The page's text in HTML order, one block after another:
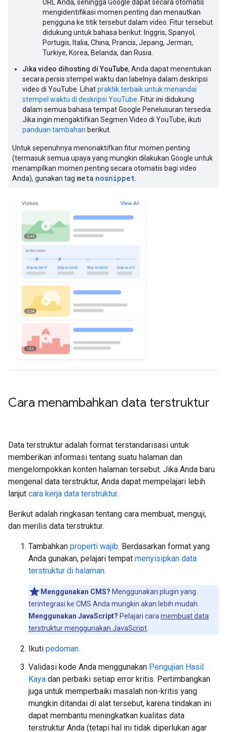
URL Anda, sehingga Google dapat secara otomatis
mengidentifikasi momen penting dan menautkan
pengguna ke titik tersebut dalam video. Fitur tersebut
didukung untuk bahasa berikut: Inggris, Spanyol,
Portugis, Italia, China, Prancis, Jepang, Jerman,
Turkiye, Korea, Belanda, dan Rusia.
Jika video dihosting di YouTube, Anda dapat menentukan
secara persis stempel waktu dan labelnya dalam deskripsi
video di YouTube. Lihatpraktik terbaik untuk menandai
stempel waktu di deskripsi YouTube . Fitur ini didukung
dalam semua bahasa tempat Google Penelusuran tersedia.
Jika ingin mengaktifkan Segmen Video di YouTube, ikuti
panduan tambahan berikut.
Untuk sepenuhnya menonaktifkan fitur momen penting
(termasuk semua upaya yang mungkin dilakukan Google untuk
menampilkan momen penting secara otomatis bagi video
Anda), gunakan tag meta nosnippet
Cara menambahkan data terstruktur
Data terstruktur adalah format terstandarisasi untuk
memberikan informasi tentang suatu halaman dan
mengelompokkan konten halaman tersebut. Jika Anda baru
mengenal data terstruktur, Anda dapat mempelajari lebih
lanjut cara kerja data terstruktur.
Berikut adalah ringkasan tentang cara membuat, menguji,
dan merilis data terstruktur.
Tambahkan properti wajib. Berdasarkan format yang
Anda gunakan, pelajari tempat menyisipkan data
terstruktur di halaman.
Menggunakan CMS? Menggunakan plugin yang
terintegrasi ke CMS Anda mungkin akan lebih mudah.
Menggunakan JavaScript? Pelajari cara membuat data
terstruktur menggunakan JavaScript
Ikuti pedoman.
Validasi kode Anda menggunakan Pengujian Hasil
Kaya dan perbaiki setiap error kritis. Pertimbangkan
juga untuk memperbaiki masalah non-kritis yang
mungkin ditandai di alat tersebut, karena tindakan ini
dapat membantu meningkatkan kualitas data
terstruktur Anda (tetapi hal ini tidak diperlukan agar